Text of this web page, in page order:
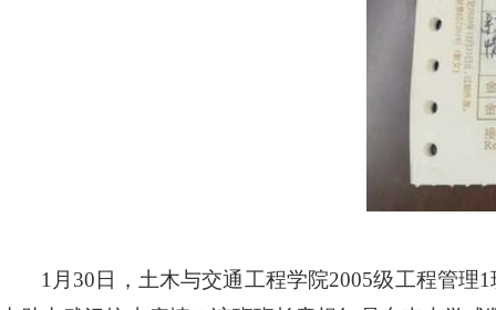
1 月 30 日，土木与交通工程学院2005级工程管理1